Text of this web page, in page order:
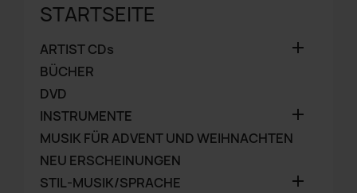
STARTSEITE
ARTIST CDs 
BÜCHER
DVD
INSTRUMENTE

MUSIK FÜR ADVENT UND WEIHNACHTEN
NEU ERSCHEINUNGEN
STIL-MUSIK/SPRACHE
